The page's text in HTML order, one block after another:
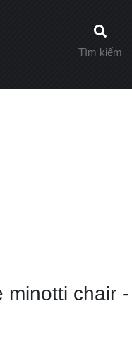
Tìm kiếm
minotti chair -